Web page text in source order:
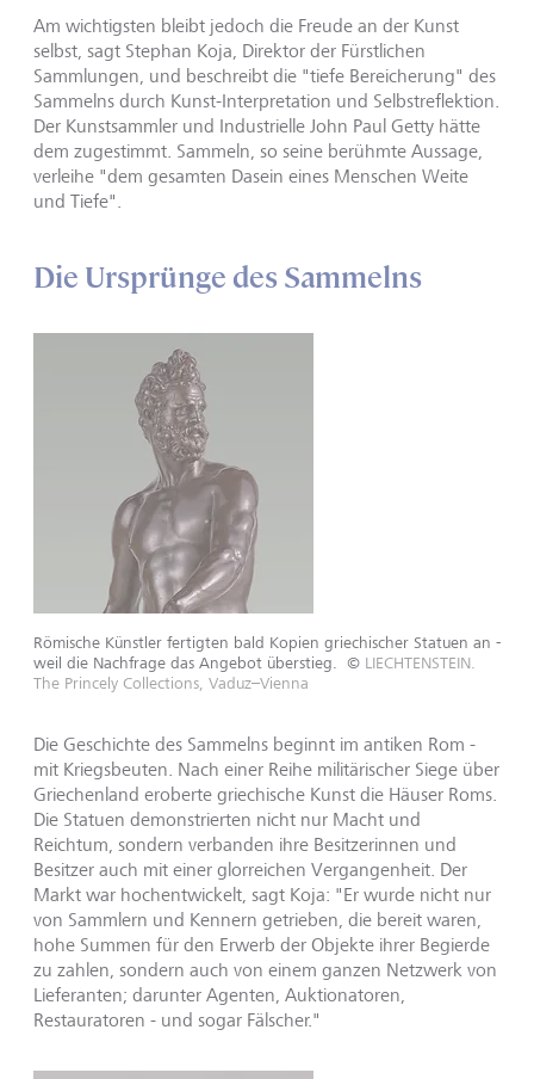
Am wichtigsten bleibt jedoch die Freude an der Kunst
selbst, sagt Stephan Koja, Direktor der Fürstlichen
Sammlungen, und beschreibt die "tiefe Bereicherung" des
Sammelns durch Kunst-Interpretation und Selbstreflektion.
Der Kunstsammler und Industrielle John Paul Getty hätte
dem zugestimmt. Sammeln, so seine berühmte Aussage,
verleihe "dem gesamten Dasein eines Menschen Weite
und Tiefe".
Die Ursprünge des Sammelns
Römische Künstler fertigten bald Kopien griechischer Statuen an -
weil die Nachfrage das Angebot überstieg.
© LIECHTENSTEIN.
The Princely Collections, Vaduz–Vienna
Die Geschichte des Sammelns beginnt im antiken Rom -
mit Kriegsbeuten. Nach einer Reihe militärischer Siege über
Griechenland eroberte griechische Kunst die Häuser Roms.
Die Statuen demonstrierten nicht nur Macht und
Reichtum, sondern verbanden ihre Besitzerinnen und
Besitzer auch mit einer glorreichen Vergangenheit. Der
Markt war hochentwickelt, sagt Koja: "Er wurde nicht nur
von Sammlern und Kennern getrieben, die bereit waren,
hohe Summen für den Erwerb der Objekte ihrer Begierde
zu zahlen, sondern auch von einem ganzen Netzwerk von
Lieferanten; darunter Agenten, Auktionatoren,
Restauratoren - und sogar Fälscher."